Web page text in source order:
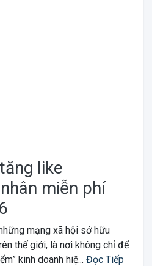
like
miễn phí
mạng xã hội sở hữu
thế giới, là nơi không chỉ để
kinh doanh hiệ... Đọc Tiếp